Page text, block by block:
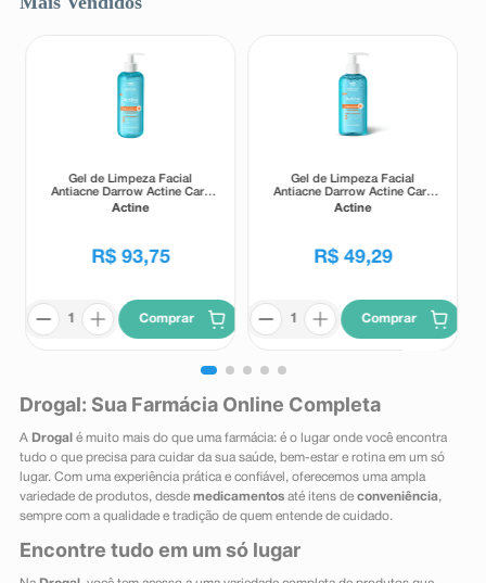
Gel de Limpeza Facial
Antiacne Darrow Actine Care
Alta Tolerância 400g
Actine
R$ 93,75
Comprar
Gel de Limpeza Facial
Antiacne Darrow Actine Care
Alta Tolerância 140g
Actine
R$ 49,29
Comprar
Drogal: Sua Farmácia Online Completa
A Drogal é muito mais do que uma farmácia: é o lugar onde você encontra
tudo o que precisa para cuidar da sua saúde, bem-estar e rotina em um só
lugar. Com uma experiência prática e confiável, oferecemos uma ampla
variedade de produtos, desde medicamentosaté itens de conveniência,
sempre com a qualidade e tradição de quem entende de cuidado.
Encontre tudo em um só lugar